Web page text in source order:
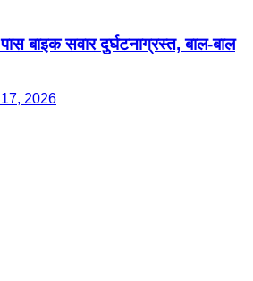
बाइक सवार दुर्घटनाग्रस्त, बाल-बाल
2026